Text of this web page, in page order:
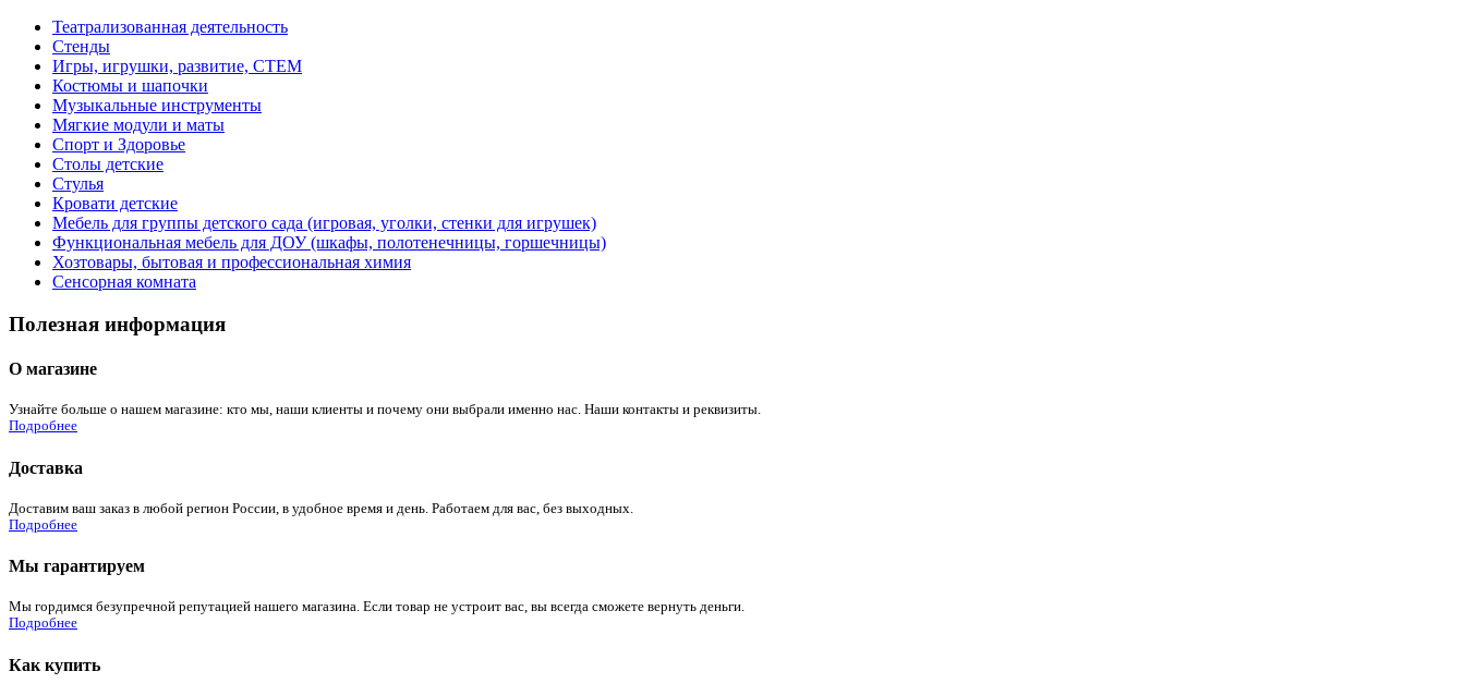
Театрализованная деятельность
Стенды
Игры, игрушки, развитие, СТЕМ
Костюмы и шапочки
Музыкальные инструменты
Мягкие модули и маты
Спорт и Здоровье
Столы детские
Стулья
Кровати детские
Мебель для группы детского сада (игровая, уголки, стенки для игрушек)
Функциональная мебель для ДОУ (шкафы, полотенечницы, горшечницы)
Хозтовары, бытовая и профессиональная химия
Сенсорная комната
Полезная информация
О магазине
Узнайте больше о нашем магазине: кто мы, наши клиенты и почему они выбрали именно нас. Наши контакты и реквизиты.
Подробнее
Доставка
Доставим ваш заказ в любой регион России, в удобное время и день. Работаем для вас, без выходных.
Подробнее
Мы гарантируем
Мы гордимся безупречной репутацией нашего магазина. Если товар не устроит вас, вы всегда сможете вернуть деньги.
Подробнее
Как купить